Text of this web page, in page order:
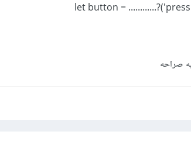
let button =
صراحه